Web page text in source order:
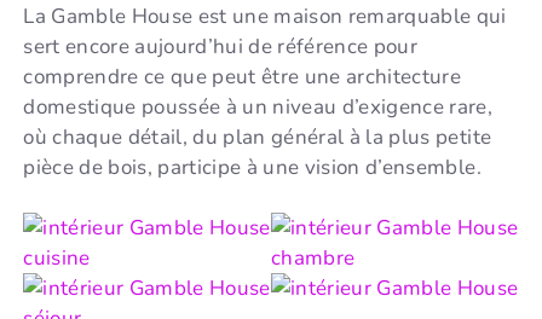
La Gamble House est une maison remarquable qui
sert encore aujourd’hui de référence pour
comprendre ce que peut être une architecture
domestique poussée à un niveau d’exigence rare,
où chaque détail, du plan général à la plus petite
pièce de bois, participe à une vision d’ensemble.